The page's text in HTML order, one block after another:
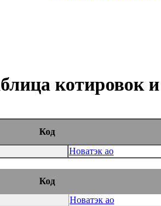
котировок
Код
Новатэк ао
Код
Новатэк ао